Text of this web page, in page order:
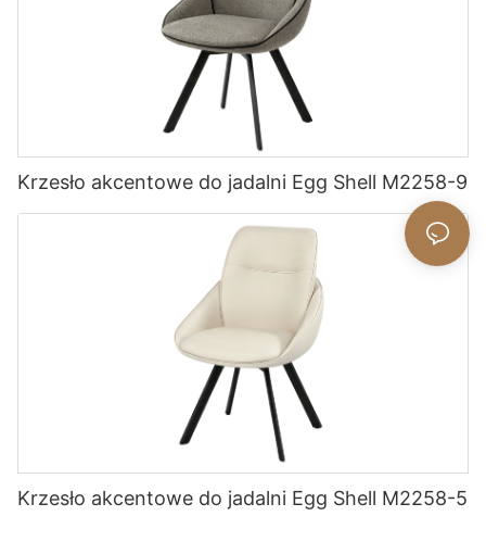
Krzesło akcentowe do jadalni Egg Shell M2258-9
Krzesło akcentowe do jadalni Egg Shell M2258-5